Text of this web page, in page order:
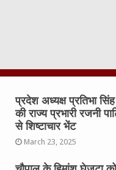
प्रदेश अध्यक्ष प्रतिभा
की राज्य प्रभारी रजनी
से शिष्टाचार भेंट
March 23, 2025